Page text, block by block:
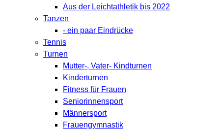
Aus der Leichtathletik bis 2022
Tanzen
- ein paar Eindrücke
Tennis
Turnen
Mutter-, Vater- Kindturnen
Kinderturnen
Fitness für Frauen
Seniorinnensport
Männersport
Frauengymnastik